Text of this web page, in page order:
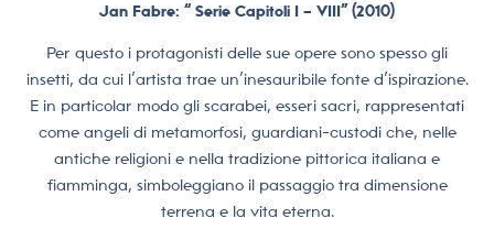
Jan Fabre: “ Serie Capitoli I – VIII” (2010)
Per questo i protagonisti delle sue opere sono spesso gli
insetti, da cui l’artista trae un’inesauribile fonte d’ispirazione.
E in particolar modo gli scarabei, esseri sacri, rappresentati
come angeli di metamorfosi, guardiani-custodi che, nelle
antiche religioni e nella tradizione pittorica italiana e
fiamminga, simboleggiano il passaggio tra dimensione
terrena e la vita eterna.